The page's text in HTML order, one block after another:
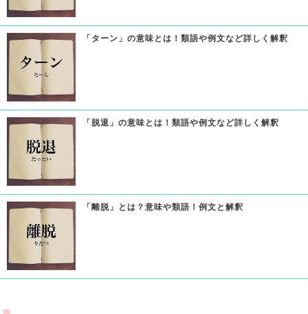
「ターン」の意味とは！類語や例文など詳しく解釈
「脱退」の意味とは！類語や例文など詳しく解釈
「離脱」とは？意味や類語！例文と解釈